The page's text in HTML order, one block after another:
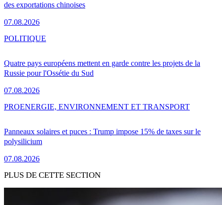
des exportations chinoises
07.08.2026
Quatre pays européens mettent en garde contre les projets de la
Russie pour l'Ossétie du Sud
07.08.2026
POLITIQUE
Panneaux solaires et puces : Trump impose 15% de taxes sur le
polysilicium
07.08.2026
PROENERGIE, ENVIRONNEMENT ET TRANSPORT
PLUS DE CETTE SECTION